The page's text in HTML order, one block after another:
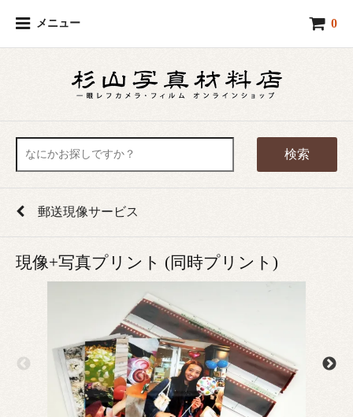
メニュー 0
検索
郵送現像サービス
現像+写真プリント (同時プリント)